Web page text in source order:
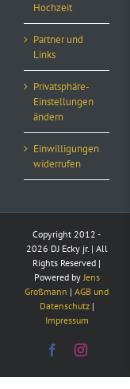
Hochzeit
Partner und
Links
Privatsphäre-
Einstellungen
ändern
Einwilligungen
widerrufen
Copyright 2012 -
2026 DJ Ecky jr. | All
Rights Reserved |
Powered byJens
Großmann | AGB und
Datenschutz|
Impressum
FacebookInstagram